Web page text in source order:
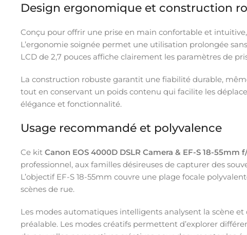
Design ergonomique et construction
Conçu pour offrir une prise en main confortable et
L’ergonomie soignée permet une utilisation prolongée
LCD de 2,7 pouces affiche clairement les paramètres de
La construction robuste garantit une fiabilité durable,
tout en conservant un poids contenu qui facilite les
élégance et fonctionnalité.
Usage recommandé et polyvalence
Ce kit Canon EOS 4000D DSLR Camera & EF-S 18-55mm
professionnel, aux familles désireuses de capturer des
L’objectif EF-S 18-55mm couvre une plage focale
scènes de rue.
Les modes automatiques intelligents analysent la scène
préalable. Les modes créatifs permettent d’explorer